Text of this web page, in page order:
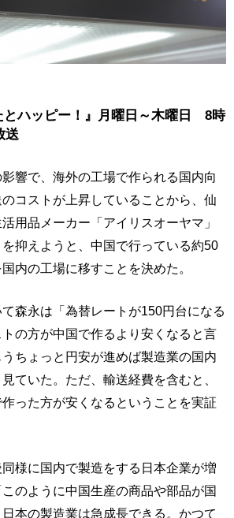
とハッピー！』月曜日～木曜日 8時
送
響で、海外の工場で作られる国内向
コストが上昇していることから、仙
用品メーカー「アイリスオーヤマ」
抑えようと、中国で行っている約50
内の工場に移すことを決めた。
森永は「為替レートが150円台になる
の方が中国で作るより安くなると言
ちょっと円安が進めば製造業の国内
ていた。ただ、輸送経費を含むと、
った方が安くなるということを実証
様に国内で製造をする日本企業が増
のように中国生産の商品や部品が国
本の製造業は急成長できる。かつて